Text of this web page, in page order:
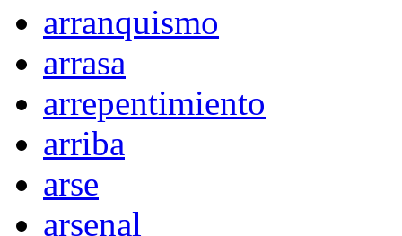
arranquismo
arrasa
arrepentimiento
arriba
arse
arsenal